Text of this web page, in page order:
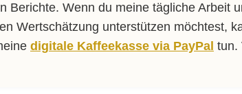
Berichte. Wenn du meine tägliche Arbeit
Wertschätzung unterstützen möchtest,
digitale Kaffeekasse via PayPal tun.